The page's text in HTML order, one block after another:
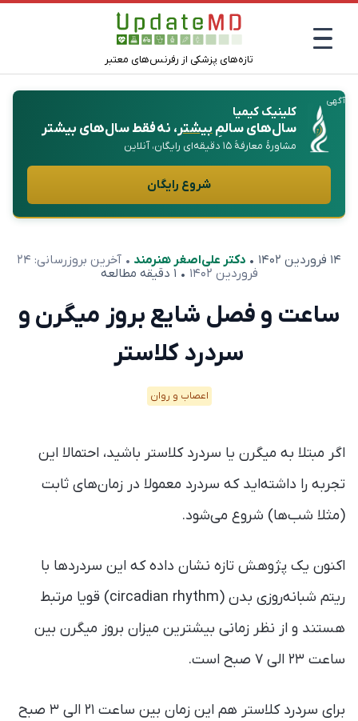
تازه‌های پزشکی از رفرنس‌های معتبر
آگهی
کلینیک کیمیا
سال‌های سالمِبیشتر، نه فقط سال‌های بیشتر
مشاورهٔ معارفهٔ ۱۵ دقیقه‌ای رایگان، آنلاین
شروع رایگان
۱۴ فروردین ۱۴۰۲ • دکتر علی‌اصغر هنرمند • آخرین بروزرسانی: ۲۴
فروردین ۱۴۰۲
• ۱ دقیقه مطالعه
ساعت و فصل شایع بروز میگرن و
سردرد کلاستر
اعصاب و روان
اگر مبتلا به میگرن یا سردرد کلاستر باشید، احتمالا این
تجربه را داشته‌اید که سردرد معمولا در زمان‌های ثابت
(مثلا شب‌ها) شروع می‌شود.
اکنون یک پژوهش تازه نشان داده که این سردردها با
ریتم شبانه‌روزی بدن (circadian rhythm) قویا مرتبط
هستند و از نظر زمانی بیشترین میزان بروز میگرن بین
ساعت ۲۳ الی ۷ صبح است.
برای سردرد کلاستر هم این زمان بین ساعت ۲۱ الی ۳ صبح